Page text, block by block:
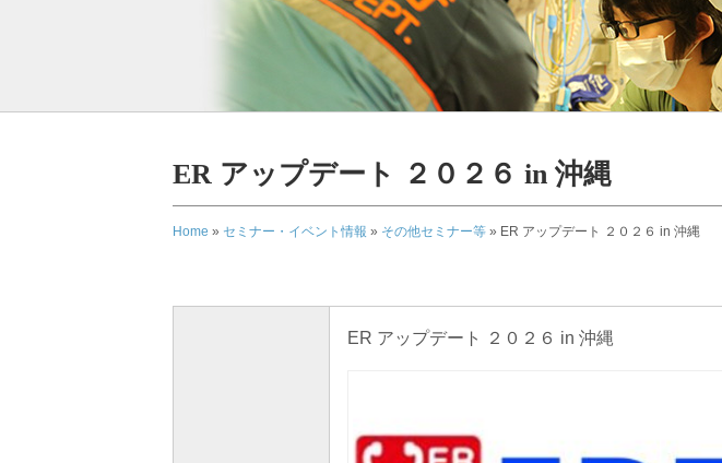
ER アップデート ２０２６ in 沖縄
Home » セミナー・イベント情報 » その他セミナー等 » ER アップデート ２０２６ in 沖縄
ER アップデート ２０２６ in 沖縄